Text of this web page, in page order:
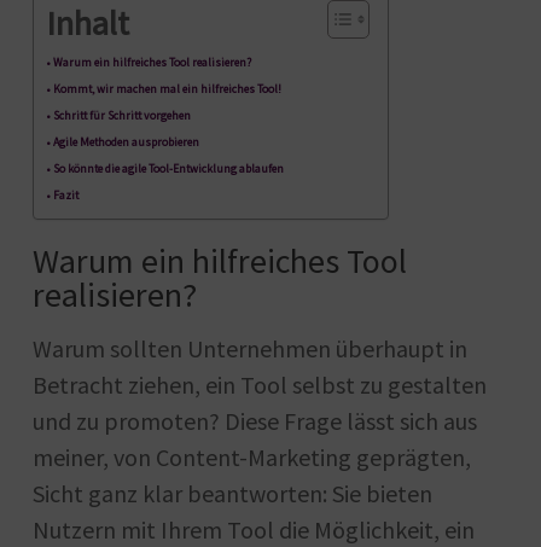
Inhalt
Warum ein hilfreiches Tool realisieren?
Kommt, wir machen mal ein hilfreiches Tool!
Schritt für Schritt vorgehen
Agile Methoden ausprobieren
So könnte die agile Tool-Entwicklung ablaufen
Fazit
Warum ein hilfreiches Tool
realisieren?
Warum sollten Unternehmen überhaupt in
Betracht ziehen, ein Tool selbst zu gestalten
und zu promoten? Diese Frage lässt sich aus
meiner, von Content-Marketing geprägten,
Sicht ganz klar beantworten: Sie bieten
Nutzern mit Ihrem Tool die Möglichkeit, ein